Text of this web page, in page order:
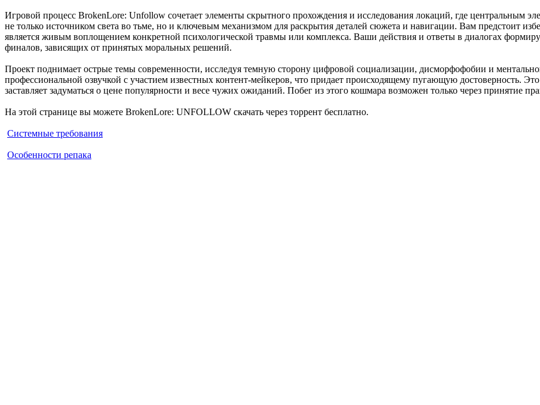
Игровой процесс BrokenLore: Unfollow сочетает элементы скрытного прохождения и исследования локаций, где центральным
не только источником света во тьме, но и ключевым механизмом для раскрытия деталей сюжета и навигации. Вам предстоит
является живым воплощением конкретной психологической травмы или комплекса. Ваши действия и ответы в диалогах
финалов, зависящих от принятых моральных решений.
Проект поднимает острые темы современности, исследуя темную сторону цифровой социализации, дисморфофобии и
профессиональной озвучкой с участием известных контент-мейкеров, что придает происходящему пугающую достоверность.
заставляет задуматься о цене популярности и весе чужих ожиданий. Побег из этого кошмара возможен только через принятие
На этой странице вы можете BrokenLore: UNFOLLOW скачать через торрент бесплатно.
Системные требования
Особенности репака